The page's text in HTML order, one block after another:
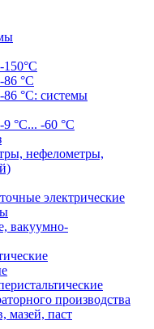
°C
°C: системы
°C... -60 °C
нефелометры,
электрические
вакуумно-
производства
мазей, паст